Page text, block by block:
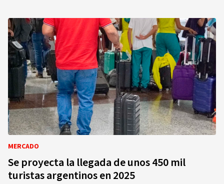
MERCADO
Se proyecta la llegada de unos 450 mil
turistas argentinos en 2025